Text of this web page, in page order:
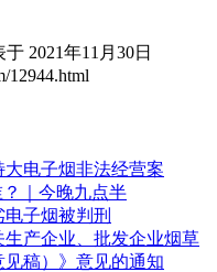
于 2021年11月30日
12944.html
电子烟非法经营案
｜今晚九点半
子烟被判刑
产企业、批发企业烟草
稿）》意见的通知